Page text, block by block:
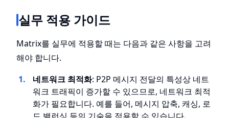
실무 적용 가이드
Matrix를 실무에 적용할 때는 다음과 같은 사항을 고려
해야 합니다.
네트워크 최적화: P2P 메시지 전달의 특성상 네트
워크 트래픽이 증가할 수 있으므로, 네트워크 최적
화가 필요합니다. 예를 들어, 메시지 압축, 캐싱, 로